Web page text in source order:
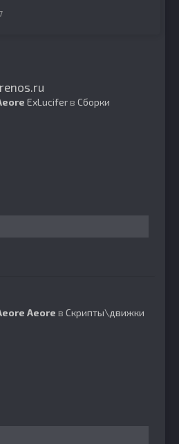
ExLuciferв Сборки
Aeore в Скрипты\движки